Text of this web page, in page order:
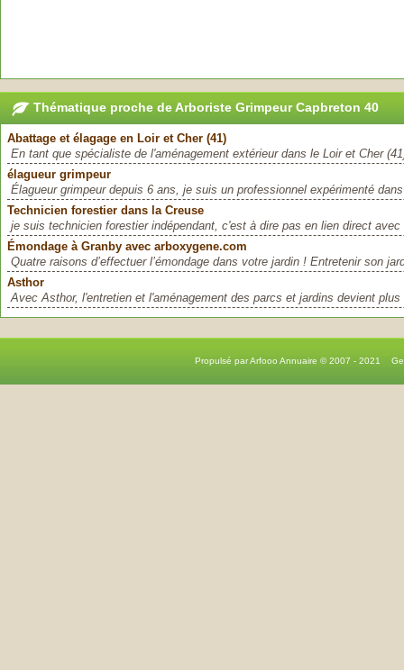
Thématique proche de Arboriste Grimpeur Capbreton 40
Abattage et élagage en Loir et Cher (41)
En tant que spécialiste de l'aménagement extérieur dans le Loir et Cher
élagueur grimpeur
Élagueur grimpeur depuis 6 ans, je suis un professionnel expérimenté
Technicien forestier dans la Creuse
je suis technicien forestier indépendant, c'est à dire pas en lien direct
Émondage à Granby avec arboxygene.com
Quatre raisons d’effectuer l’émondage dans votre jardin ! Entretenir son
Asthor
Avec Asthor, l'entretien et l'aménagement des parcs et jardins devient
Propulsé par Arfooo Annuaire © 2007 - 2021